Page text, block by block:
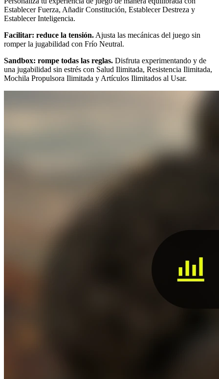
Establecer Fuerza, Añadir Constitución, Establecer Destreza y
Establecer Inteligencia.
Facilitar: reduce la tensión. Ajusta las mecánicas del juego sin
romper la jugabilidad con Frío Neutral.
Sandbox: rompe todas las reglas. Disfruta experimentando y de
una jugabilidad sin estrés con Salud Ilimitada, Resistencia Ilimitada,
Mochila Propulsora Ilimitada y Artículos Ilimitados al Usar.